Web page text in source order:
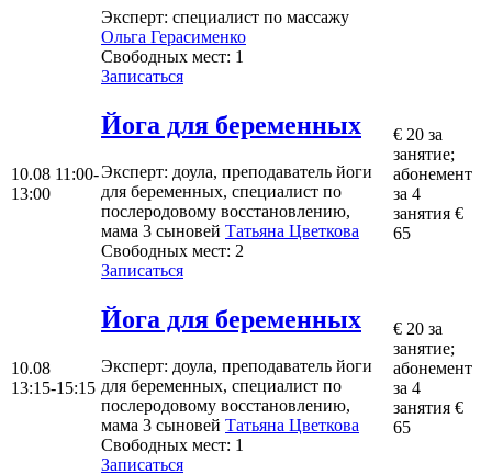
Эксперт: специалист по массажу
Ольгa Герасименко
Свободных мест: 1
Записаться
10.08 11:00-
13:00
Йога для беременных
Эксперт: доула, преподаватель йоги
для беременных, специалист по
послеродовому восстановлению,
мама 3 сыновей Татьяна Цветкова
Свободных мест: 2
Записаться
€ 20 за
занятие;
абонемент
за 4
занятия €
65
10.08
13:15-15:15
Йога для беременных
Эксперт: доула, преподаватель йоги
для беременных, специалист по
послеродовому восстановлению,
мама 3 сыновей Татьяна Цветкова
Свободных мест: 1
Записаться
€ 20 за
занятие;
абонемент
за 4
занятия €
65